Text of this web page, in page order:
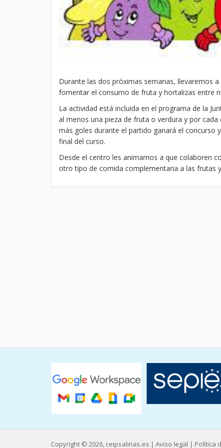
Durante las dos próximas semanas, llevaremos
fomentar el consumo de fruta y hortalizas entre
La actividad está incluida en el programa de la
al menos una pieza de fruta o verdura y por
más goles durante el partido ganará el concurso
final del curso.
Desde el centro les animamos a que colaboren
otro tipo de comida complementaria a las frutas
Copyright © 2026, ceipsalinas.es | Aviso legal | Política